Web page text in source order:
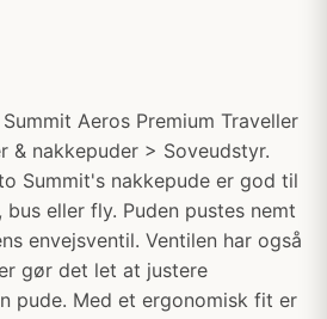
Aeros Premium Traveller
& nakkepuder > Soveudstyr.
Summit's nakkepude er god til
eller fly. Puden pustes nemt
envejsventil. Ventilen har også
gør det let at justere
pude. Med et ergonomisk fit er